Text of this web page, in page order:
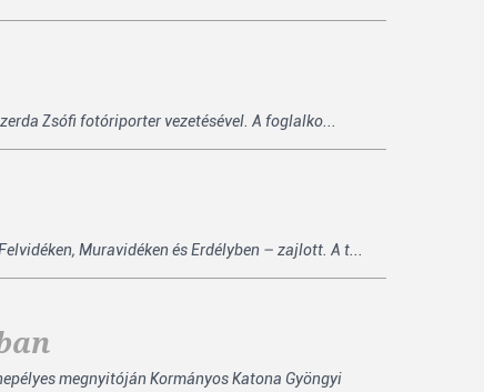
Zsófi fotóriporter vezetésével. A foglalko...
Muravidéken és Erdélyben – zajlott. A t...
megnyitóján Kormányos Katona Gyöngyi